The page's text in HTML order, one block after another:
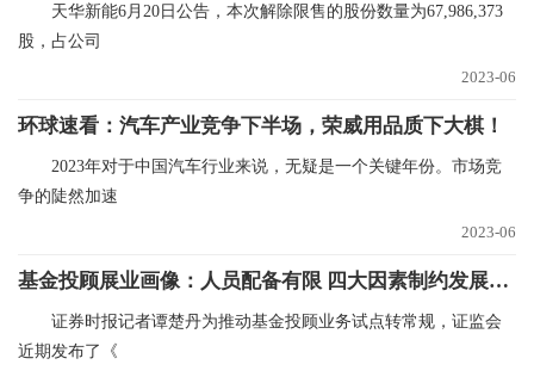
天华新能6月20日公告，本次解除限售的股份数量为67,986,373
股，占公司
2023-06
环球速看：汽车产业竞争下半场，荣威用品质下大棋！
2023年对于中国汽车行业来说，无疑是一个关键年份。市场竞
争的陡然加速
2023-06
基金投顾展业画像：人员配备有限 四大因素制约发展_今日热闻
证券时报记者谭楚丹为推动基金投顾业务试点转常规，证监会
近期发布了《